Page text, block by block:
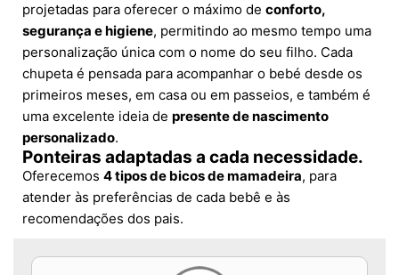
projetadas para oferecer o máximo de conforto,
segurança e higiene, permitindo ao mesmo tempo uma
personalização única com o nome do seu filho. Cada
chupeta é pensada para acompanhar o bebé desde os
primeiros meses, em casa ou em passeios, e também é
uma excelente ideia de presente de nascimento
personalizado.
Ponteiras adaptadas a cada necessidade.
Oferecemos 4 tipos de bicos de mamadeira, para
atender às preferências de cada bebê e às
recomendações dos pais.